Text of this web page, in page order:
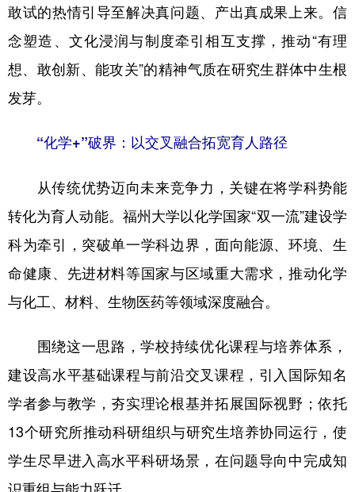
新疆 内蒙古 黑龙江
多语种频道
English
Русский язык 日本語 한국어
敢试的热情引导至解决真问题、产出真成果上来。信
念塑造、文化浸润与制度牵引相互支撑，推动“有理
想、敢创新、能攻关”的精神气质在研究生群体中生根
发芽。
“化学+”破界：以交叉融合拓宽育人路径
从传统优势迈向未来竞争力，关键在将学科势能
转化为育人动能。福州大学以化学国家“双一流”建设学
科为牵引，突破单一学科边界，面向能源、环境、生
命健康、先进材料等国家与区域重大需求，推动化学
与化工、材料、生物医药等领域深度融合。
围绕这一思路，学校持续优化课程与培养体系，
建设高水平基础课程与前沿交叉课程，引入国际知名
学者参与教学，夯实理论根基并拓展国际视野；依托
13个研究所推动科研组织与研究生培养协同运行，使
学生尽早进入高水平科研场景，在问题导向中完成知